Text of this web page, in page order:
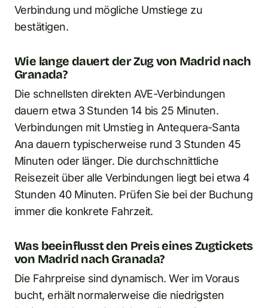
Verbindung und mögliche Umstiege zu
bestätigen.
Wie lange dauert der Zug von Madrid nach
Granada?
Die schnellsten direkten AVE-Verbindungen
dauern etwa 3 Stunden 14 bis 25 Minuten.
Verbindungen mit Umstieg in Antequera-Santa
Ana dauern typischerweise rund 3 Stunden 45
Minuten oder länger. Die durchschnittliche
Reisezeit über alle Verbindungen liegt bei etwa 4
Stunden 40 Minuten. Prüfen Sie bei der Buchung
immer die konkrete Fahrzeit.
Was beeinflusst den Preis eines Zugtickets
von Madrid nach Granada?
Die Fahrpreise sind dynamisch. Wer im Voraus
bucht, erhält normalerweise die niedrigsten